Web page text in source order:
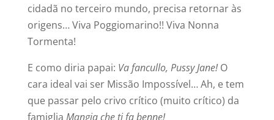
cidadã no terceiro mundo, precisa retornar às
origens… Viva Poggiomarino!! Viva Nonna
Tormenta!
E como diria papai: Va fancullo, Pussy Jane!O
cara ideal vai ser Missão Impossível… Ah, e tem
que passar pelo crivo crítico (muito crítico) da
famiglia Mangia che ti fa benne!